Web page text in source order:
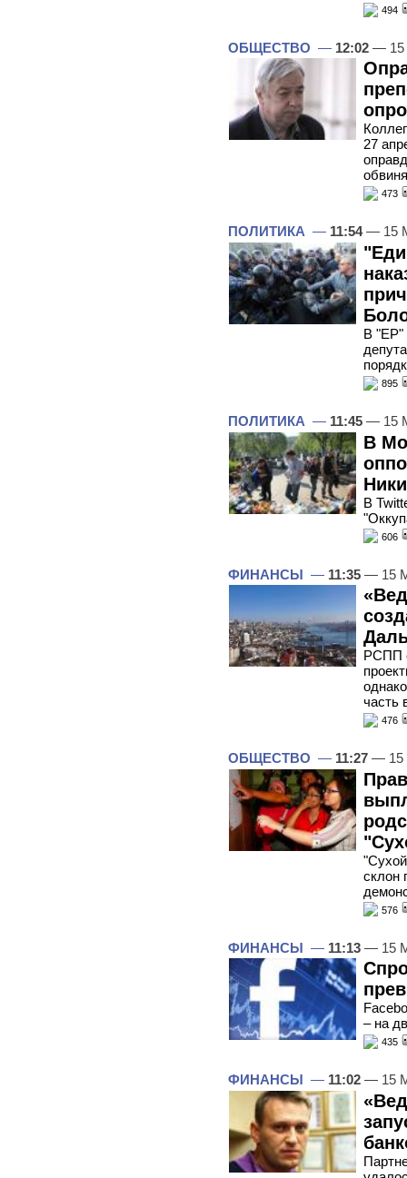
494
ОБЩЕСТВО — 12:02 — 15
27
473
ПОЛИТИКА — 11:54— 15
В "ЕР"
895
ПОЛИТИКА — 11:45 — 15
В
В
606
ФИНАНСЫ — 11:35 — 15
РСПП
часть
476
ОБЩЕСТВО — 11:27 — 15
склон
576
ФИНАНСЫ — 11:13 — 15
– на
435
ФИНАНСЫ — 11:02 — 15